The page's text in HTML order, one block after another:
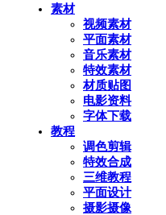
素材
视频素材
平面素材
音乐素材
特效素材
材质贴图
电影资料
字体下载
教程
调色剪辑
特效合成
三维教程
平面设计
摄影摄像